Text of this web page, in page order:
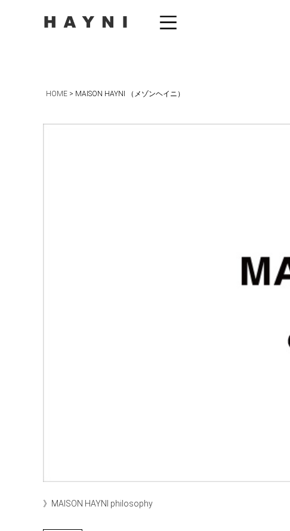
HOME MAISON HAYNI （メゾンヘイニ）
》MAISON HAYNI philosophy